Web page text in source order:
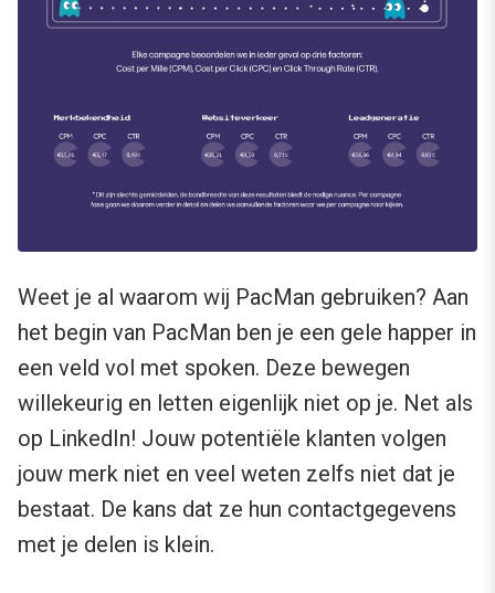
Weet je al waarom wij PacMan gebruiken? Aan
het begin van PacMan ben je een gele happer in
een veld vol met spoken. Deze bewegen
willekeurig en letten eigenlijk niet op je. Net als
op LinkedIn! Jouw potentiële klanten volgen
jouw merk niet en veel weten zelfs niet dat je
bestaat. De kans dat ze hun contactgegevens
met je delen is klein.